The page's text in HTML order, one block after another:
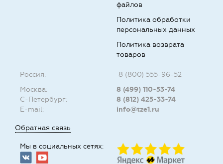
файлов
Политика обработки
персональных данных
Политика возврата
товаров
Россия:
8 (800) 555-96-52
Москва:
8 (499) 110-53-74
С-Петербург:
8 (812) 425-33-74
E-mail:
info@tze1.ru
Обратная связь
Мы в социальных сетях: